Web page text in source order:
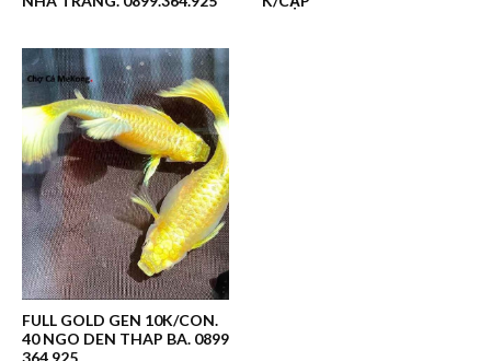
FULL GOLD GEN 10K/CON.
40 NGO DEN THAP BA. 0899
364 925